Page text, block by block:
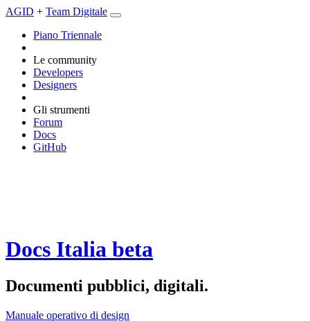
AGID + Team Digitale
Piano Triennale
Le community
Developers
Designers
Gli strumenti
Forum
Docs
GitHub
Docs Italia beta
Documenti pubblici, digitali.
Manuale operativo di design